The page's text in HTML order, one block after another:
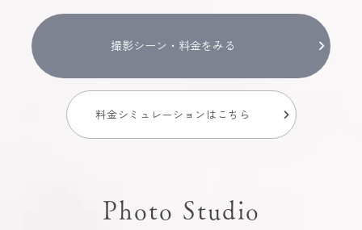
撮影シーン・料金をみる
料金シミュレーションはこちら
Photo Studio